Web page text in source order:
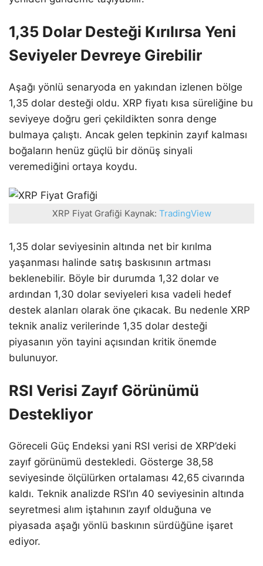
1,35 Dolar Desteği Kırılırsa Yeni
Seviyeler Devreye Girebilir
Aşağı yönlü senaryoda en yakından izlenen bölge
1,35 dolar desteği oldu. XRP fiyatı kısa süreliğine bu
seviyeye doğru geri çekildikten sonra denge
bulmaya çalıştı. Ancak gelen tepkinin zayıf kalması
boğaların henüz güçlü bir dönüş sinyali
veremediğini ortaya koydu.
XRP Fiyat Grafiği Kaynak: TradingView
1,35 dolar seviyesinin altında net bir kırılma
yaşanması halinde satış baskısının artması
beklenebilir. Böyle bir durumda 1,32 dolar ve
ardından 1,30 dolar seviyeleri kısa vadeli hedef
destek alanları olarak öne çıkacak. Bu nedenle XRP
teknik analiz verilerinde 1,35 dolar desteği
piyasanın yön tayini açısından kritik önemde
bulunuyor.
RSI Verisi Zayıf Görünümü
Destekliyor
Göreceli Güç Endeksi yani RSI verisi de XRP’deki
zayıf görünümü destekledi. Gösterge 38,58
seviyesinde ölçülürken ortalaması 42,65 civarında
kaldı. Teknik analizde RSI’ın 40 seviyesinin altında
seyretmesi alım iştahının zayıf olduğuna ve
piyasada aşağı yönlü baskının sürdüğüne işaret
ediyor.